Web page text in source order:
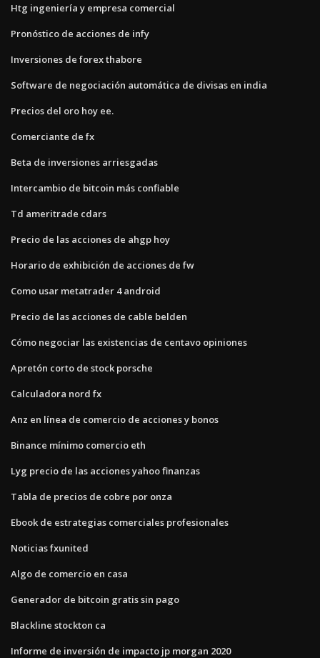
Htg ingeniería y empresa comercial
Pronóstico de acciones de infy
Inversiones de forex thabore
Software de negociación automática de divisas en india
Precios del oro hoy ee.
Comerciante de fx
Beta de inversiones arriesgadas
Intercambio de bitcoin más confiable
Td ameritrade cdars
Precio de las acciones de ahgp hoy
Horario de exhibición de acciones de fw
Como usar metatrader 4 android
Precio de las acciones de cable belden
Cómo negociar las existencias de centavo opiniones
Apretón corto de stock porsche
Calculadora nord fx
Anz en línea de comercio de acciones y bonos
Binance mínimo comercio eth
Lyg precio de las acciones yahoo finanzas
Tabla de precios de cobre por onza
Ebook de estrategias comerciales profesionales
Noticias fxunited
Algo de comercio en casa
Generador de bitcoin gratis sin pago
Blackline stockton ca
Informe de inversión de impacto jp morgan 2020